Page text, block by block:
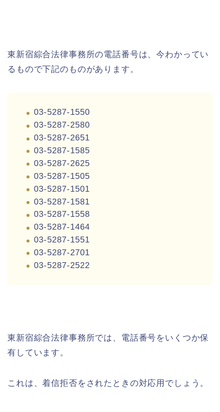
東新宿綜合法律事務所の電話番号は、今わかってい
るもので下記のものがあります。
03-5287-1550
03-5287-2580
03-5287-2651
03-5287-1585
03-5287-2625
03-5287-1505
03-5287-1501
03-5287-1581
03-5287-1558
03-5287-1464
03-5287-1551
03-5287-2701
03-5287-2522
東新宿綜合法律事務所では、電話番号をいくつか保
有しています。
これは、着信拒否をされたときの対応用でしょう。